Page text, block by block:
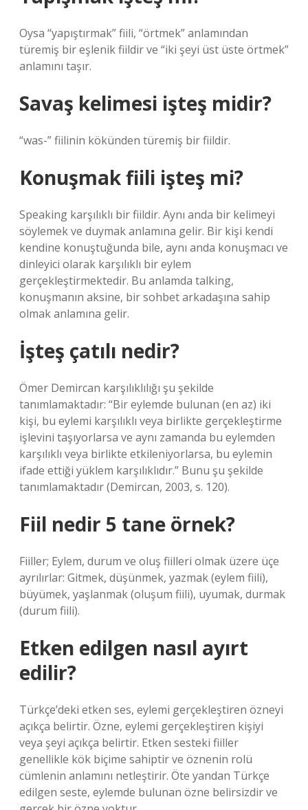
Oysa “yapıştırmak” fiili, “örtmek” anlamından
türemiş bir eşlenik fiildir ve “iki şeyi üst üste örtmek”
anlamını taşır.
Savaş kelimesi işteş midir?
“was-” fiilinin kökünden türemiş bir fiildir.
Konuşmak fiili işteş mi?
Speaking karşılıklı bir fiildir. Aynı anda bir kelimeyi
söylemek ve duymak anlamına gelir. Bir kişi kendi
kendine konuştuğunda bile, aynı anda konuşmacı ve
dinleyici olarak karşılıklı bir eylem
gerçekleştirmektedir. Bu anlamda talking,
konuşmanın aksine, bir sohbet arkadaşına sahip
olmak anlamına gelir.
İşteş çatılı nedir?
Ömer Demircan karşılıklılığı şu şekilde
tanımlamaktadır: “Bir eylemde bulunan (en az) iki
kişi, bu eylemi karşılıklı veya birlikte gerçekleştirme
işlevini taşıyorlarsa ve aynı zamanda bu eylemden
karşılıklı veya birlikte etkileniyorlarsa, bu eylemin
ifade ettiği yüklem karşılıklıdır.” Bunu şu şekilde
tanımlamaktadır (Demircan, 2003, s. 120).
Fiil nedir 5 tane örnek?
Fiiller; Eylem, durum ve oluş fiilleri olmak üzere üçe
ayrılırlar: Gitmek, düşünmek, yazmak (eylem fiili),
büyümek, yaşlanmak (oluşum fiili), uyumak, durmak
(durum fiili).
Etken edilgen nasıl ayırt
edilir?
Türkçe’deki etken ses, eylemi gerçekleştiren özneyi
açıkça belirtir. Özne, eylemi gerçekleştiren kişiyi
veya şeyi açıkça belirtir. Etken sesteki fiiller
genellikle kök biçime sahiptir ve öznenin rolü
cümlenin anlamını netleştirir. Öte yandan Türkçe
edilgen seste, eylemde bulunan özne belirsizdir ve